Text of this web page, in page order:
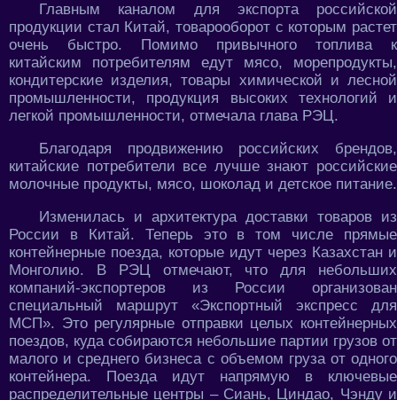
Главным каналом для экспорта российской
продукции стал Китай, товарооборот с которым растет
очень быстро. Помимо привычного топлива к
китайским потребителям едут мясо, морепродукты,
кондитерские изделия, товары химической и лесной
промышленности, продукция высоких технологий и
легкой промышленности, отмечала глава РЭЦ.
Благодаря продвижению российских брендов,
китайские потребители все лучше знают российские
молочные продукты, мясо, шоколад и детское питание.
Изменилась и архитектура доставки товаров из
России в Китай. Теперь это в том числе прямые
контейнерные поезда, которые идут через Казахстан и
Монголию. В РЭЦ отмечают, что для небольших
компаний-экспортеров из России организован
специальный маршрут «Экспортный экспресс для
МСП». Это регулярные отправки целых контейнерных
поездов, куда собираются небольшие партии грузов от
малого и среднего бизнеса с объемом груза от одного
контейнера. Поезда идут напрямую в ключевые
распределительные центры – Сиань, Циндао, Чэнду и